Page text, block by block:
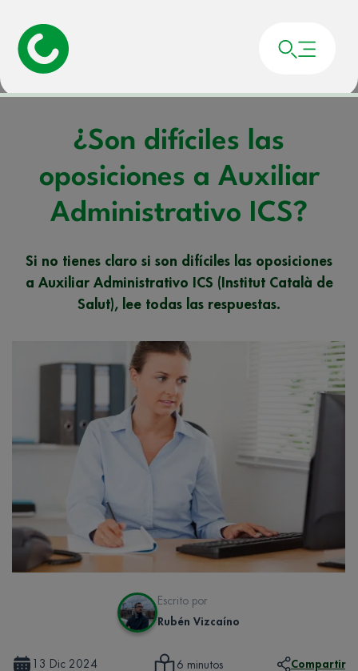
Portada»
¿Son difíciles las
oposiciones a Auxiliar
Administrativo ICS?
Si no tienes claro si son difíciles las oposiciones
a Auxiliar Administrativo ICS (Institut Català de
Salut), lee todas las respuestas.
Escrito por
Rubén Vizcaíno
13 Dic 2024 6 minutos Compartir